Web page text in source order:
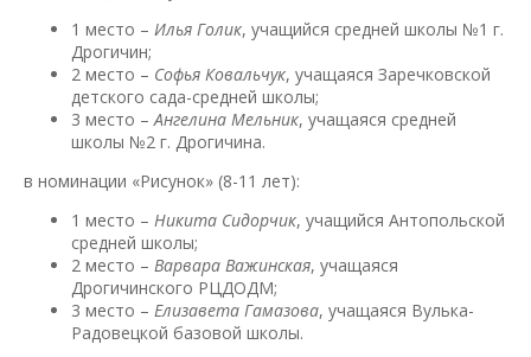
1 место – Илья Голик, учащийся средней школы №1 г.
Дрогичин;
2 место – Софья Ковальчук, учащаяся Заречковской
детского сада-средней школы;
3 место –Ангелина Мельник, учащаяся средней
школы №2 г. Дрогичина.
в номинации «Рисунок» (8-11 лет):
1 место – Никита Сидорчик, учащийся Антопольской
средней школы;
2 место – Варвара Важинская, учащаяся
Дрогичинского РЦДОДМ;
3 место – Елизавета Гамазова, учащаяся Вулька-
Радовецкой базовой школы.